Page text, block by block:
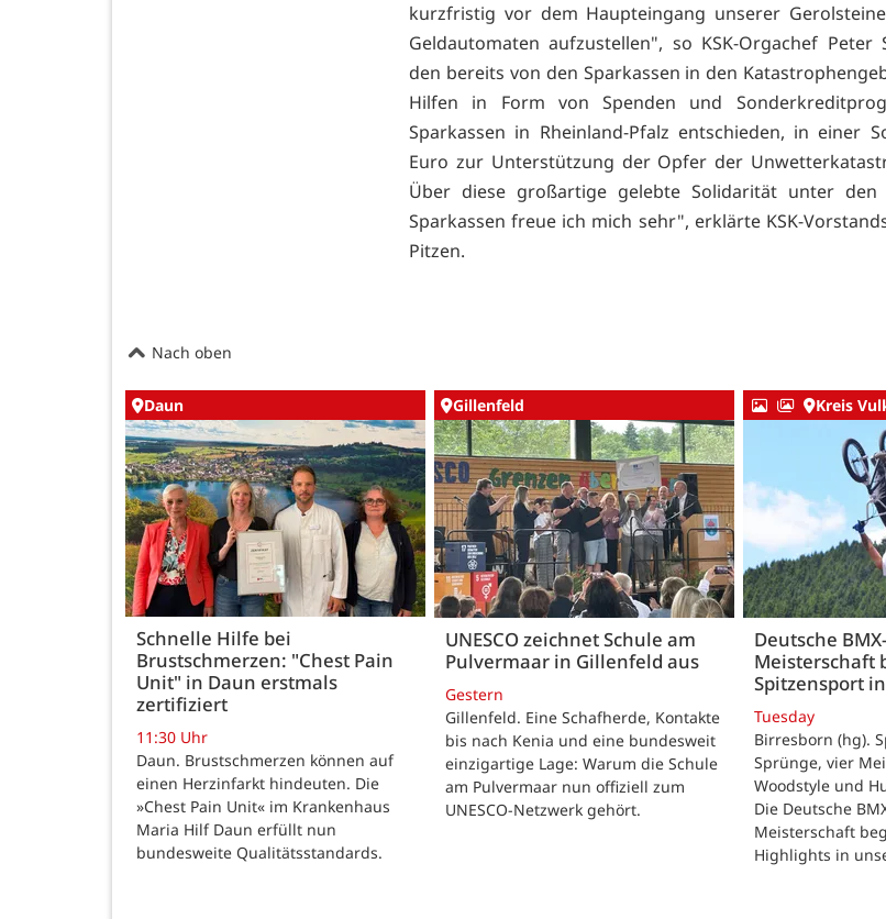
kurzfristig vor dem Haupteingang unserer
Geldautomaten aufzustellen", so KSK-Orgachef Peter
den bereits von den Sparkassen in den
Hilfen in Form von Spenden und
Sparkassen in Rheinland-Pfalz entschieden, in einer
Euro zur Unterstützung der Opfer der
Über diese großartige gelebte Solidarität unter den
Sparkassen freue ich mich sehr", erklärte KSK-
Pitzen.
Nach oben
Daun
Schnelle Hilfe bei
Brustschmerzen: "Chest Pain
Unit" in Daun erstmals
zertifiziert
11:30 Uhr
Daun. Brustschmerzen können auf
einen Herzinfarkt hindeuten. Die
»Chest Pain Unit« im Krankenhaus
Maria Hilf Daun erfüllt nun
bundesweite Qualitätsstandards.
Gillenfeld
UNESCO zeichnet Schule am
Pulvermaar in Gillenfeld aus
Gestern
Gillenfeld. Eine Schafherde, Kontakte
bis nach Kenia und eine bundesweit
einzigartige Lage: Warum die Schule
am Pulvermaar nun offiziell zum
UNESCO-Netzwerk gehört.
Kreis
Deutsche
Meisterschaft
Spitzensport
Tuesday
Birresborn (hg).
Sprünge, vier
Woodstyle und
Die Deutsche
Meisterschaft
Highlights in